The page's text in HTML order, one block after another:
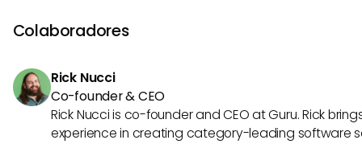
ITIL 4. ITIL 4 está diseñado para ser más ágil e
marcos modernos como DevOps y Agile, enfatizando la
Colaboradores
Rick Nucci
Co-founder & CEO
Rick Nucci is co-founder and CEO at Guru. Rick
experience in creating category-leading software